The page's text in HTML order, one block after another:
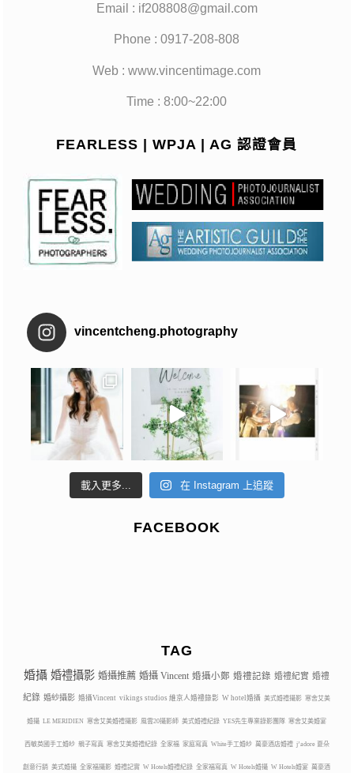
Email : if208808@gmail.com
Phone : 0917-208-808
Web : www.vincentimage.com
Time : 8:00~22:00
FEARLESS | WPJA | AG 認證會員
vincentcheng.photography
載入更多... 在 Instagram 上追蹤
FACEBOOK
TAG
婚攝 婚禮攝影 婚攝推薦 婚攝 Vincent 婚攝小鄭 婚禮記錄 婚禮紀實 婚禮
紀錄 婚紗攝影 婚攝Vincent vikings studios 維京人婚禮錄影 W hotel婚攝 美式婚禮攝影 寒舍艾美
婚攝 LE MERIDIEN 寒舍艾美婚禮攝影 風雲20攝影師 美式婚禮紀錄 YES先生專業錄影團隊 寒舍艾美婚宴
西敏英國手工婚紗 親子寫真 寒舍艾美婚禮紀錄 全家福 家庭寫真 White手工婚紗 萬豪酒店婚禮 j’adore 夏朵
創意行銷 美式婚攝 全家福攝影 婚禮記實 W Hotels婚禮紀錄 全家福寫真 W Hotels婚攝 W Hotels婚宴 萬豪酒